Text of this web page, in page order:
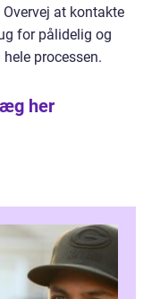
at kontakte
for pålidelig og
processen.
her